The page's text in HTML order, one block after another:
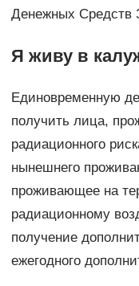
Денежных Средств
Я живу в
Единовременную
получить лица,
радиационного
нынешнего
проживающее на
радиационному
получение
ежегодного